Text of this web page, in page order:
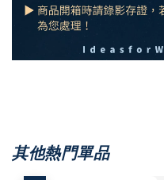
其他熱門單品